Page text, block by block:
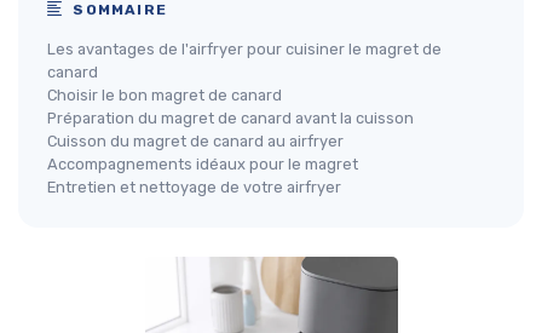
SOMMAIRE
Les avantages de l'airfryer pour cuisiner le magret de
canard
Choisir le bon magret de canard
Préparation du magret de canard avant la cuisson
Cuisson du magret de canard au airfryer
Accompagnements idéaux pour le magret
Entretien et nettoyage de votre airfryer